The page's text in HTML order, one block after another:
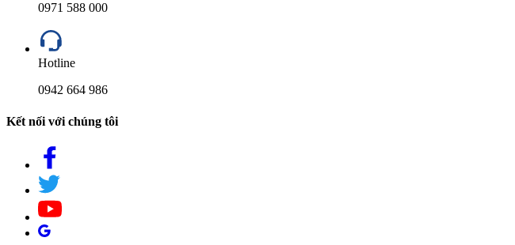
0971 588 000
Hotline
0942 664 986
Kết nối với chúng tôi